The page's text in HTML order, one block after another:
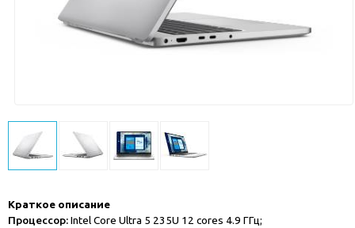
Краткое описание
Процессор:Intel Core Ultra 5 235U 12 cores 4.9 ГГц;